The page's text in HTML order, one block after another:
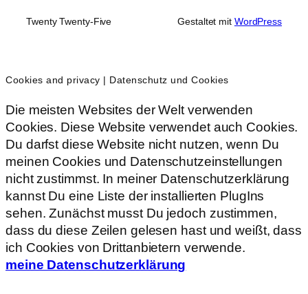
Twenty Twenty-Five Gestaltet mit WordPress
Cookies and privacy | Datenschutz und Cookies
Die meisten Websites der Welt verwenden
Cookies. Diese Website verwendet auch Cookies.
Du darfst diese Website nicht nutzen, wenn Du
meinen Cookies und Datenschutzeinstellungen
nicht zustimmst. In meiner Datenschutzerklärung
kannst Du eine Liste der installierten PlugIns
sehen. Zunächst musst Du jedoch zustimmen,
dass du diese Zeilen gelesen hast und weißt, dass
ich Cookies von Drittanbietern verwende.
meine Datenschutzerklärung